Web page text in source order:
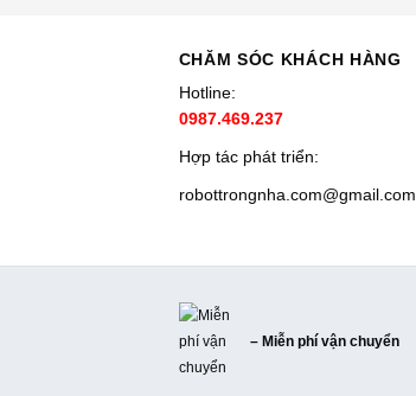
CHĂM SÓC KHÁCH HÀNG
Hotline:
0987.469.237
Hợp tác phát triển:
robottrongnha.com@gmail.com
– Miễn phí vận chuyển